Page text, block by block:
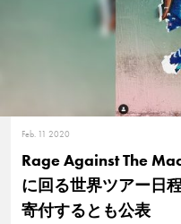
Feb. 11 2020
Rage Against The
に回る世界ツアー日
寄付するとも公表